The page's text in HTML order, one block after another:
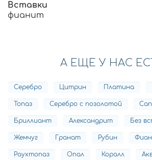
Вставки
фианит
А ЕЩЕ У НАС
Серебро Цитрин Платина
Топаз Серебро с позолотой
Бриллиант Александрит Без
Жемчуг Гранат Рубин
Раухтопаз Опал Коралл